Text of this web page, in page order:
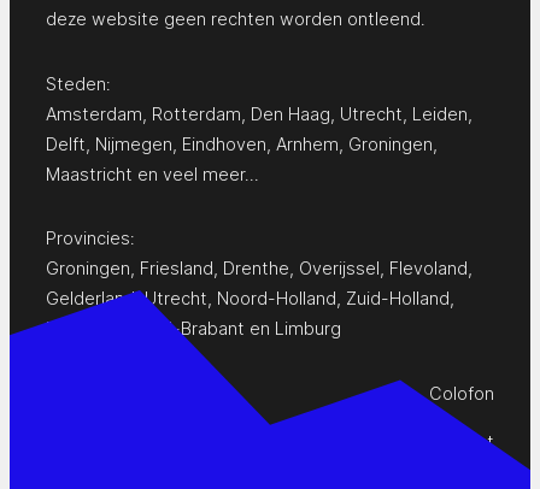
deze website geen rechten worden ontleend.
Steden:
Amsterdam Rotterdam Den Haag Utrecht Leiden
Delft Nijmegen Eindhoven Arnhem Groningen
Maastricht en veel meer…
Provincies:
Groningen, Friesland, Drenthe, Overijssel, Flevoland,
Gelderland,Utrecht, Noord-Holland, Zuid-Holland,
Zeeland
Noord-Brabant en Limburg
Colofon
Privacy Statement